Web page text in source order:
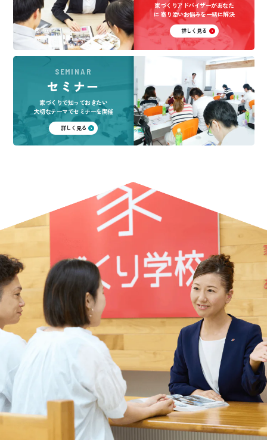
家づくりアドバイザーがあなた
に 寄り添いお悩みを一緒に解決
詳しく見る
SEMINAR
セミナー
家づくりで知っておきたい
大切なテーマでセミナーを開催
詳しく見る